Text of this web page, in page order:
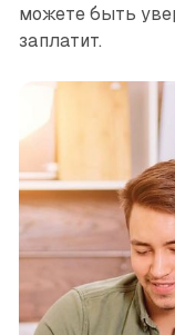
можете быть
заплатит.